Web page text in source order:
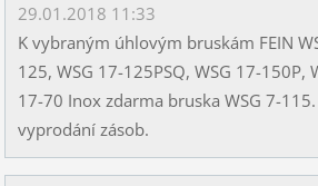
29.01.2018 11:33
K vybraným úhlovým bruskám FEIN
125, WSG 17-125PSQ, WSG 17-150P,
17-70 Inox zdarma bruska WSG 7-
vyprodání zásob.